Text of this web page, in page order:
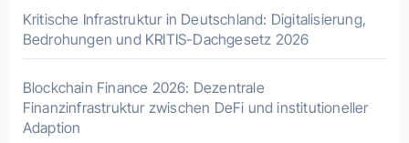
Kritische Infrastruktur in Deutschland: Digitalisierung,
Bedrohungen und KRITIS-Dachgesetz 2026
Blockchain Finance 2026: Dezentrale
Finanzinfrastruktur zwischen DeFi und institutioneller
Adaption